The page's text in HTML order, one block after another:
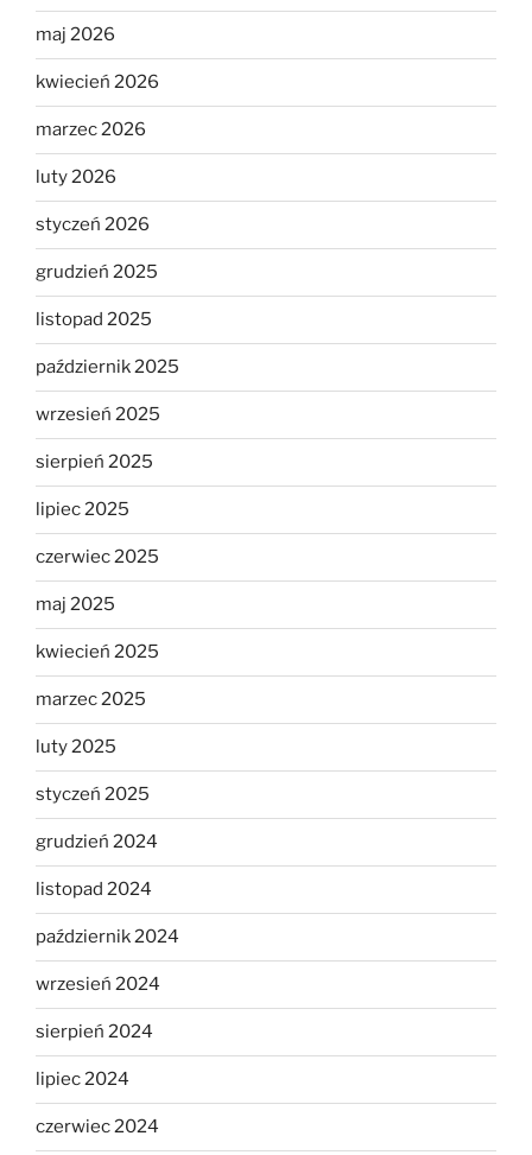
maj 2026
kwiecień 2026
marzec 2026
luty 2026
styczeń 2026
grudzień 2025
listopad 2025
październik 2025
wrzesień 2025
sierpień 2025
lipiec 2025
czerwiec 2025
maj 2025
kwiecień 2025
marzec 2025
luty 2025
styczeń 2025
grudzień 2024
listopad 2024
październik 2024
wrzesień 2024
sierpień 2024
lipiec 2024
czerwiec 2024